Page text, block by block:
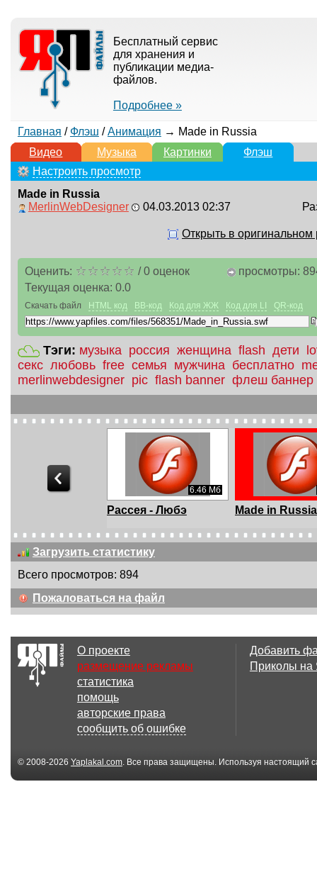
Бесплатный сервис
для хранения и
публикации медиа-
файлов.
Подробнее »
Главная / Флэш /Анимация → Made in Russia
Видео
Музыка Картинки
Флэш
Настроить просмотр
Made in Russia
MerlinWebDesigner
04.03.2013 02:37
Открыть в оригинальном
Оценить: /0оценок
Текущая оценка: 0.0
просмотры:
Скачать файл HTML код BB-код Код для ЖЖ Код для LI QR-код
Тэги: музыка россия женщина flash дети
секс любовь free семья мужчина бесплатно
merlinwebdesigner pic flash banner флеш баннер
868.94 Кб 6.46 Мб
Рассея - Любэ Made in Russia
30.47 Мб
-
05:14
Лося - Иван Купала
Родина - Иван
Загрузить статистику
Всего просмотров: 894
Пожаловаться на файл
О проекте
размещение рекламы
статистика
помощь
авторские права
сообщить об ошибке
Добавить
Приколы
© 2008-2026 Yaplakal.com. Все права защищены. Используя настоящий